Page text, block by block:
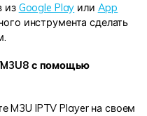
из Google Play или App
инструмента сделать
M3U8 с помощью
M3U IPTV Player на своем